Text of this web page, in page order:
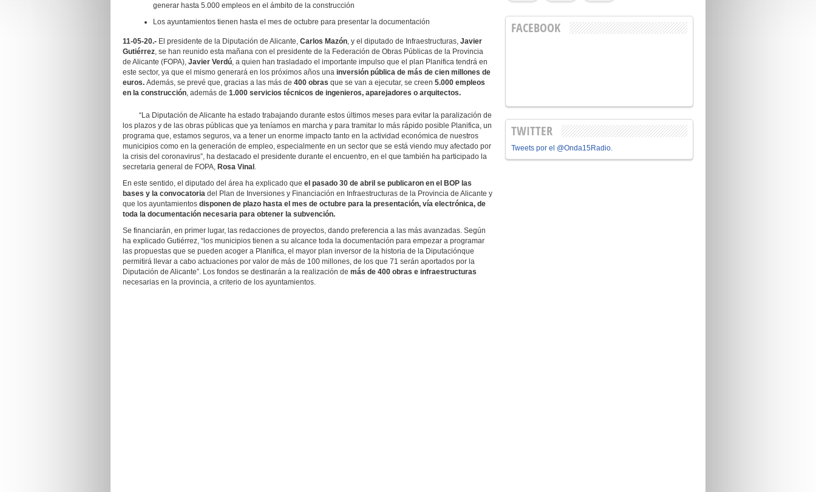
generar hasta 5.000 empleos en el ámbito de la construcción
Los ayuntamientos tienen hasta el mes de octubre para presentar la documentación
11-05-20.- El presidente de la Diputación de Alicante, Carlos Mazón, y el diputado de Infraestructuras, Javier
Gutiérrez, se han reunido esta mañana con el presidente de la Federación de Obras Públicas de la Provincia
de Alicante (FOPA), Javier Verdú, a quien han trasladado el importante impulso que el plan Planifica tendrá en
este sector, ya que el mismo generará en los próximos años una inversión pública de más de cien millones de
euros. Además, se prevé que, gracias a las más de 400 obras que se van a ejecutar, se creen 5.000 empleos
en la construcción, además de 1.000 servicios técnicos de ingenieros, aparejadores o arquitectos.
“La Diputación de Alicante ha estado trabajando durante estos últimos meses para evitar la paralización de
los plazos y de las obras públicas que ya teníamos en marcha y para tramitar lo más rápido posible Planifica, un
programa que, estamos seguros, va a tener un enorme impacto tanto en la actividad económica de nuestros
municipios como en la generación de empleo, especialmente en un sector que se está viendo muy afectado por
la crisis del coronavirus”, ha destacado el presidente durante el encuentro, en el que también ha participado la
secretaria general de FOPA, Rosa Vinal .
En este sentido, el diputado del área ha explicado que el pasado 30 de abril se publicaron en el BOP las
bases y la convocatoria del Plan de Inversiones y Financiación en Infraestructuras de la Provincia de Alicante y
que los ayuntamientos disponen de plazo hasta el mes de octubre para la presentación, vía electrónica, de
toda la documentación necesaria para obtener la subvención.
Se financiarán, en primer lugar, las redacciones de proyectos, dando preferencia a las más avanzadas. Según
ha explicado Gutiérrez, “los municipios tienen a su alcance toda la documentación para empezar a programar
las propuestas que se pueden acoger a Planifica, el mayor plan inversor de la historia de la Diputaciónque
permitirá llevar a cabo actuaciones por valor de más de 100 millones, de los que 71 serán aportados por la
Diputación de Alicante”. Los fondos se destinarán a la realización de más de 400 obras e infraestructuras
necesarias en la provincia, a criterio de los ayuntamientos.
FACEBOOK
TWITTER
Tweets por el @Onda15Radio.